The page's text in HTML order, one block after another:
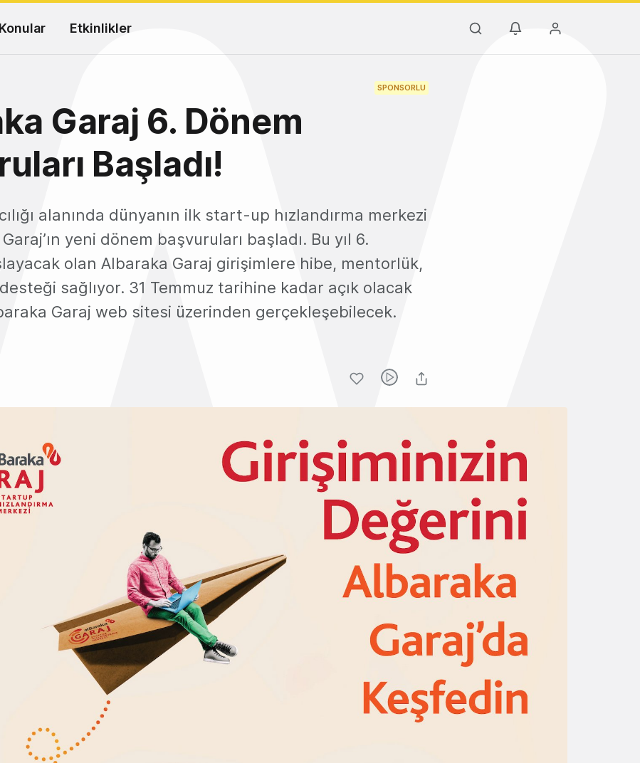
Konular Etkinlikler
SPONSORLU
Garaj 6. Dönem
Başladı!
alanında dünyanın ilk start-up hızlandırma merkezi
yeni dönem başvuruları başladı. Bu yıl 6.
olan Albaraka Garaj girişimlere hibe, mentorlük,
sağlıyor. 31 Temmuz tarihine kadar açık olacak
Garaj web sitesi üzerinden gerçekleşebilecek.